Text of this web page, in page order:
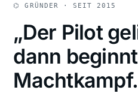
⌬ GRÜNDER · SEIT 2015
„Der Pilot
dann